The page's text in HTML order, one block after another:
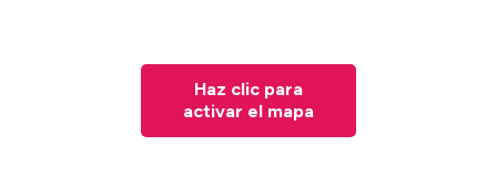
Haz clic para
activar el mapa